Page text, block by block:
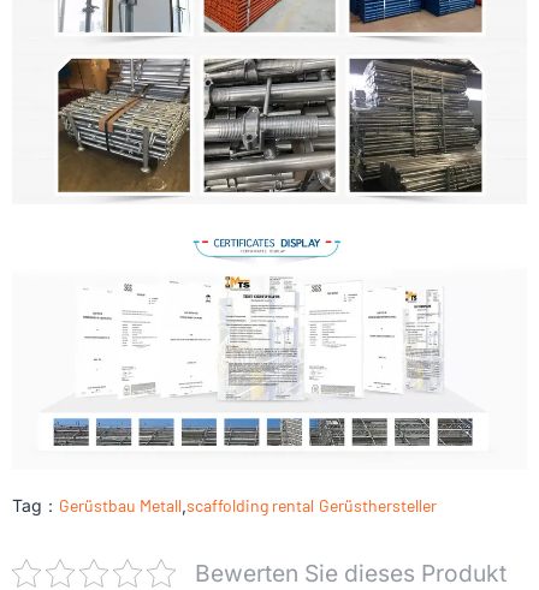
Tag： Gerüstbau Metall,scaffolding rental Gerüsthersteller
Bewerten Sie dieses Produkt